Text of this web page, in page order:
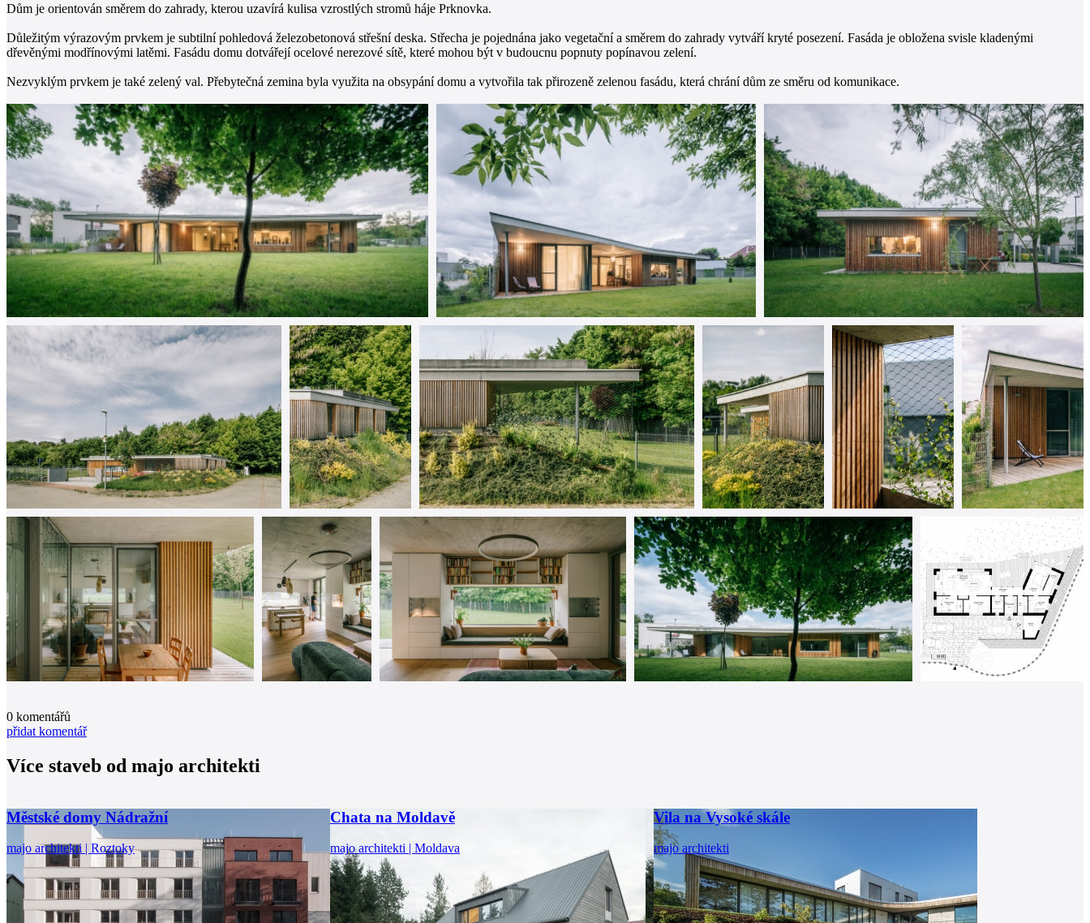
Dům je orientován směrem do zahrady, kterou uzavírá kulisa vzrostlých stromů háje Prknovka.
Důležitým výrazovým prvkem je subtilní pohledová železobetonová střešní deska. Střecha je pojednána jako vegetační a směrem do zahrady vytváří kryté posezení. Fasáda je obložena svisle kladenými
dřevěnými modřínovými latěmi. Fasádu domu dotvářejí ocelové nerezové sítě, které mohou být v budoucnu popnuty popínavou zelení.
Nezvyklým prvkem je také zelený val. Přebytečná zemina byla využita na obsypání domu a vytvořila tak přirozeně zelenou fasádu, která chrání dům ze směru od komunikace.
0 komentářů
přidat komentář
Více staveb od majo architekti
Městské domy Nádražní
majo architekti | Roztoky
Chata na Moldavě
majo architekti | Moldava
Vila na Vysoké skále
majo architekti